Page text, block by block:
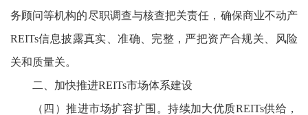
务顾问等机构的尽职调查与核查把关责任，确保商业不动产
REITs信息披露真实、准确、完整，严把资产合规关、风险
关和质量关。
二、加快推进REITs市场体系建设
（四）推进市场扩容扩围。持续加大优质REITs供给，